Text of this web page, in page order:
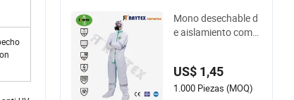
Mono desechable d
e aislamiento compl
ción segura para tra
bajar en la granja
US$ 1,45
1.000 Piezas (MOQ)